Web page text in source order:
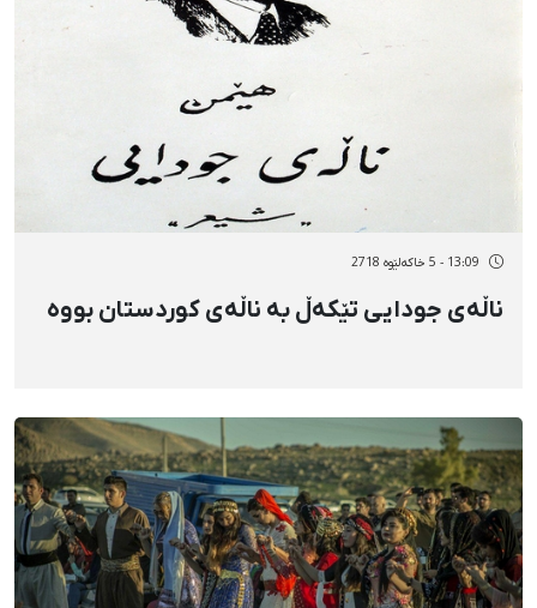
13:09 - 5 خاکەلێوه 2718
ناڵەی جودایی تێکەڵ بە ناڵەی کوردستان بووە